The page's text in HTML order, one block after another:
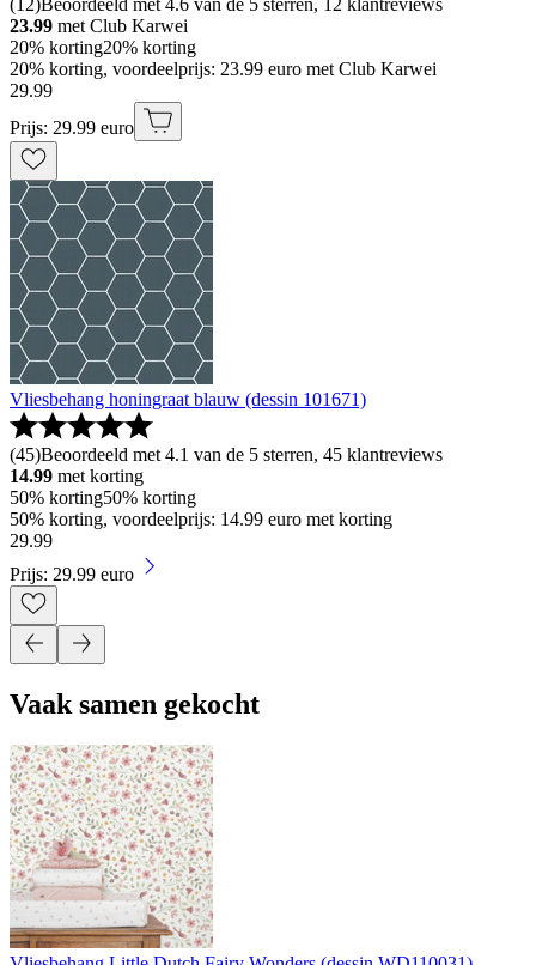
( 12)Beoordeeld met 4.6 van de 5 sterren, 12 klantreviews
23.99 met Club Karwei
20% korting20% korting
20% korting, voordeelprijs: 23.99 euro met Club Karwei
29.99
Prijs: 29.99 euro
Vliesbehang honingraat blauw (dessin 101671)
(45)Beoordeeld met 4.1 van de 5 sterren, 45 klantreviews
14.99 met korting
50% korting50% korting
50% korting, voordeelprijs: 14.99 euro met korting
29.99
Prijs: 29.99 euro
Vaak samen gekocht